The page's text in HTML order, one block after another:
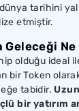
tarihini
etmiştir.
Geleceği
olduğu ideal
bir Token
tabidir.
bir yatırım